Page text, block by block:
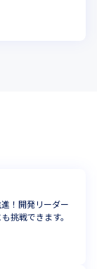
！開発リーダー
挑戦できます。